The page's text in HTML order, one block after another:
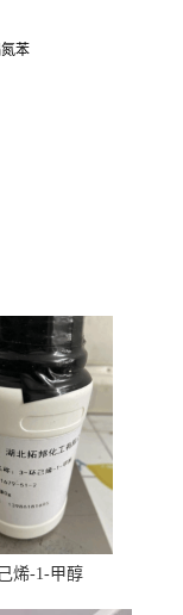
苯
烯-1-甲醇